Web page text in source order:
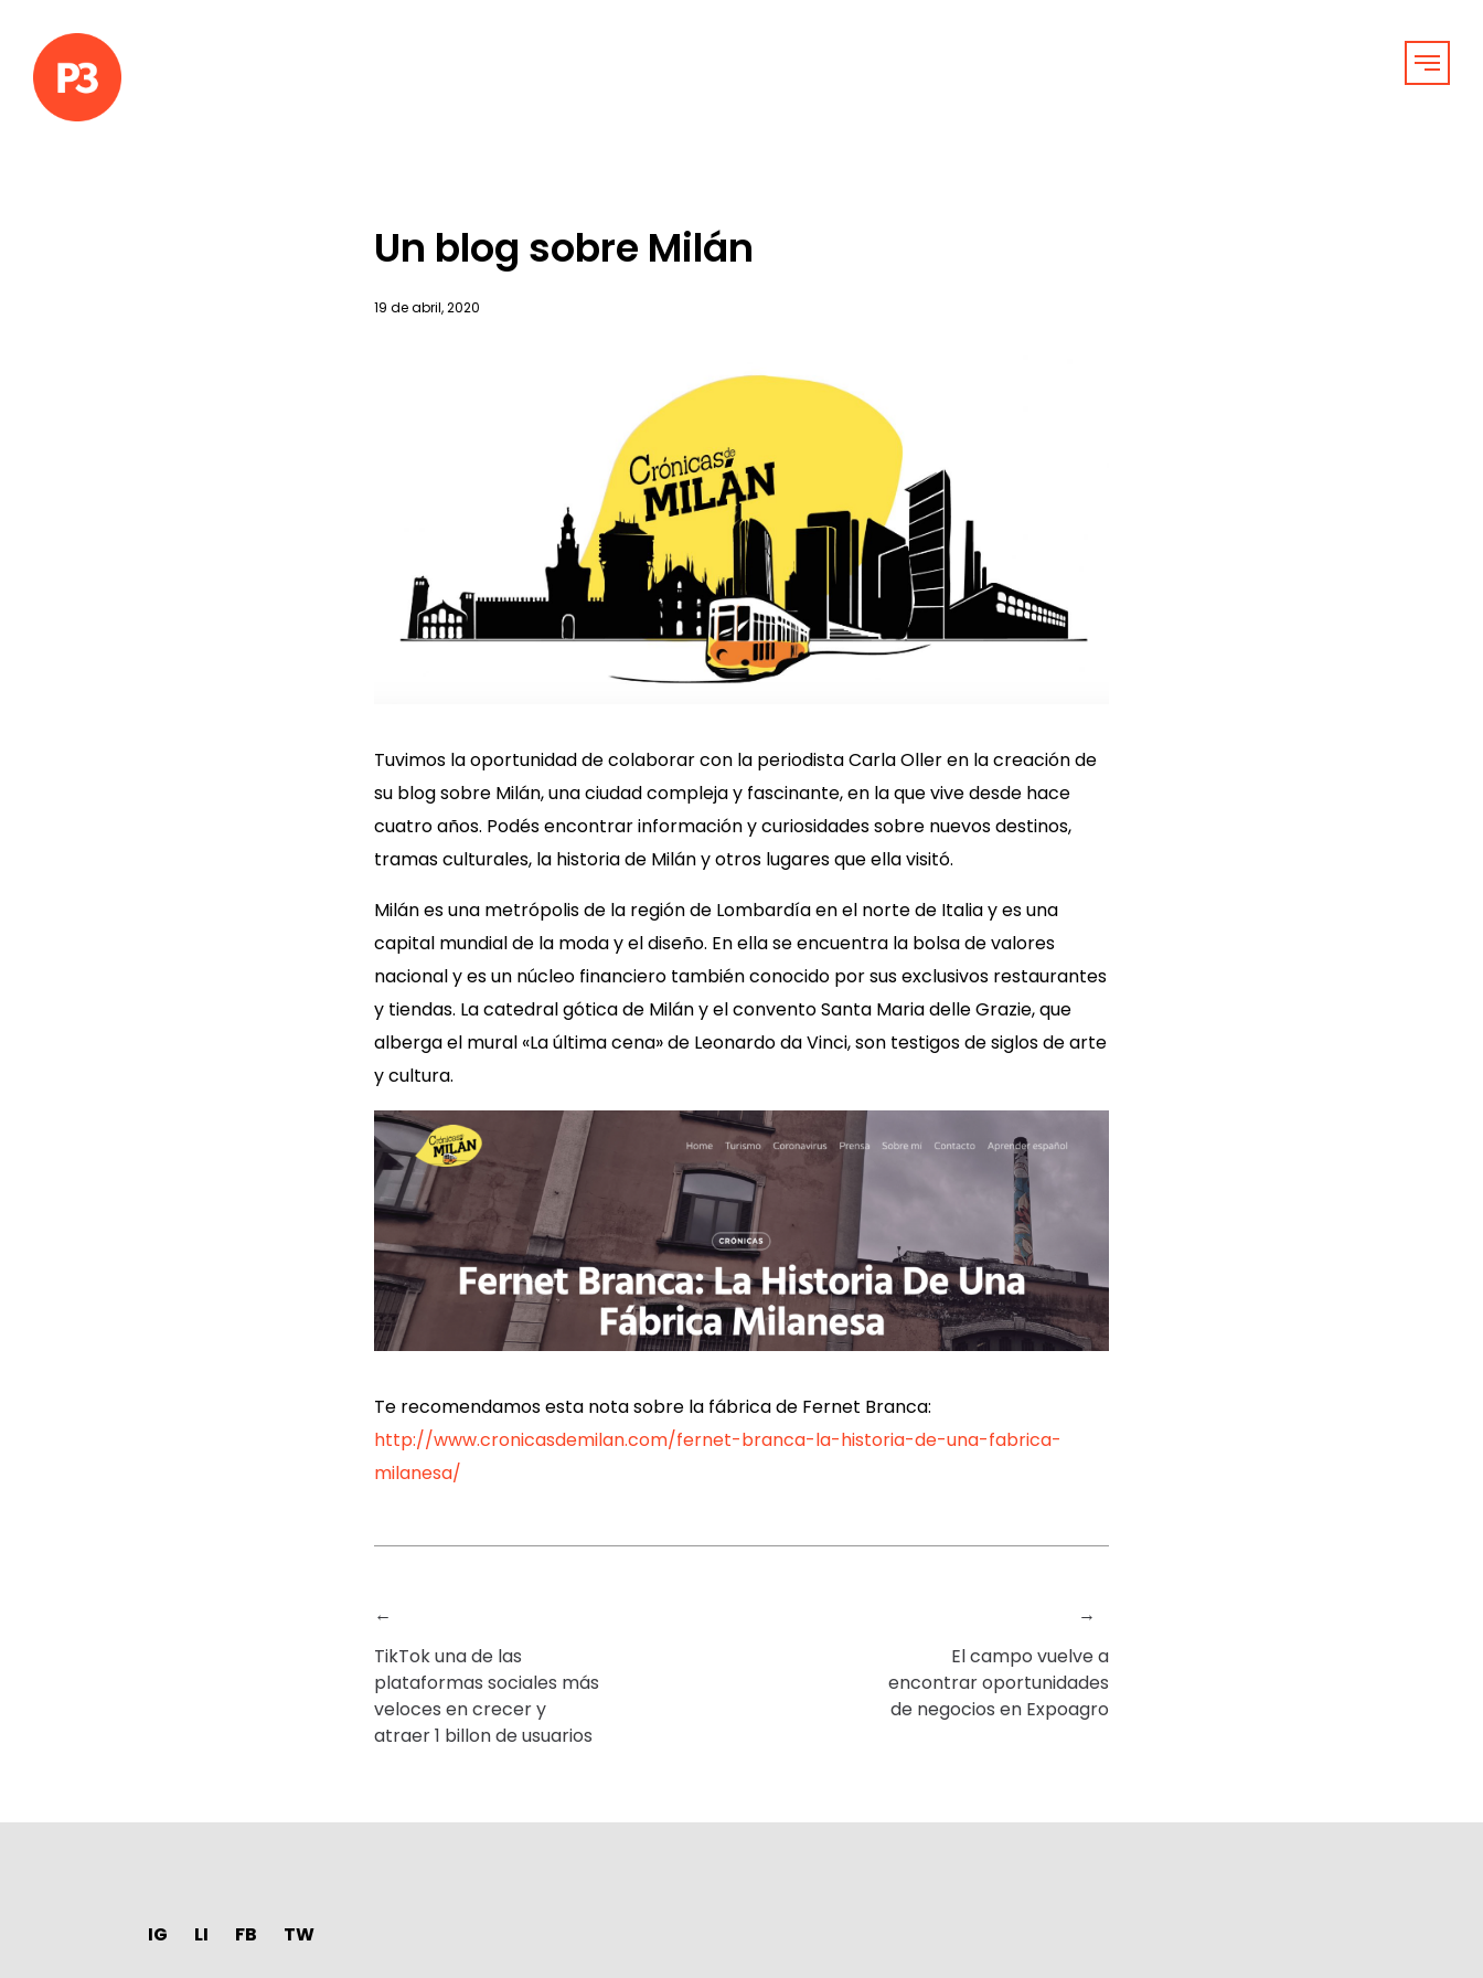
Un blog sobre Milán
19 de abril, 2020
Tuvimos la oportunidad de colaborar con la periodista Carla Oller en la creación de
su blog sobre Milán, una ciudad compleja y fascinante, en la que vive desde hace
cuatro años. Podés encontrar información y curiosidades sobre nuevos destinos,
tramas culturales, la historia de Milán y otros lugares que ella visitó.
Milán es una metrópolis de la región de Lombardía en el norte de Italia y es una
capital mundial de la moda y el diseño. En ella se encuentra la bolsa de valores
nacional y es un núcleo financiero también conocido por sus exclusivos restaurantes
y tiendas. La catedral gótica de Milán y el convento Santa Maria delle Grazie, que
alberga el mural «La última cena» de Leonardo da Vinci, son testigos de siglos de arte
y cultura.
Te recomendamos esta nota sobre la fábrica de Fernet Branca:
http://www.cronicasdemilan.com/fernet-branca-la-historia-de-una-fabrica-
milanesa/
←
TikTok una de las
plataformas sociales más
veloces en crecer y
atraer 1 billon de usuarios
→
El campo vuelve a
encontrar oportunidades
de negocios en Expoagro
IG LI FB TW